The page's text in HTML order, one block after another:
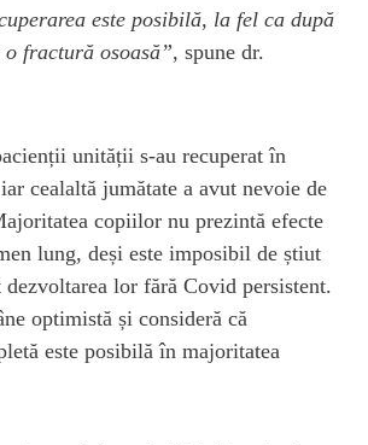
este posibilă, la fel ca după
o fractură osoasă”, spune dr.
unității s-au recuperat în
cealaltă jumătate a avut nevoie de
copiilor nu prezintă efecte
lung, deși este imposibil de știut
lor fără Covid persistent.
optimistă și consideră că
este posibilă în majoritatea